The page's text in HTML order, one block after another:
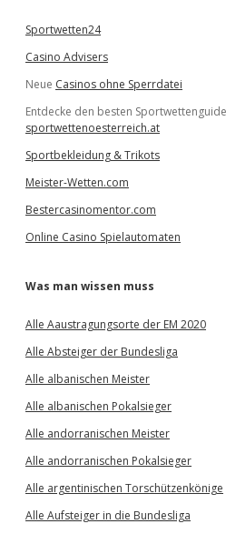
Sportwetten24
Casino Advisers
Neue Casinos ohne Sperrdatei
Entdecke den besten
sportwettenoesterreich.at
Sportbekleidung & Trikots
Meister-Wetten.com
Bestercasinomentor.com
Online Casino Spielautomaten
Was man wissen muss
Alle Aaustragungsorte der EM 2020
Alle Absteiger der Bundesliga
Alle albanischen Meister
Alle albanischen Pokalsieger
Alle andorranischen Meister
Alle andorranischen Pokalsieger
Alle argentinischen Torschützenkönige
Alle Aufsteiger in die Bundesliga